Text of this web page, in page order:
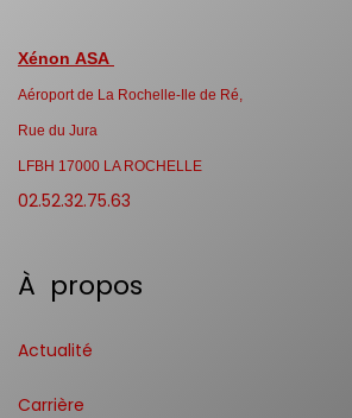
Xénon ASA
Aéroport de La Rochelle-Ile de Ré,
Rue du Jura
LFBH 17000 LA ROCHELLE
02.52.32.75.63
À propos
Actualité
Carrière